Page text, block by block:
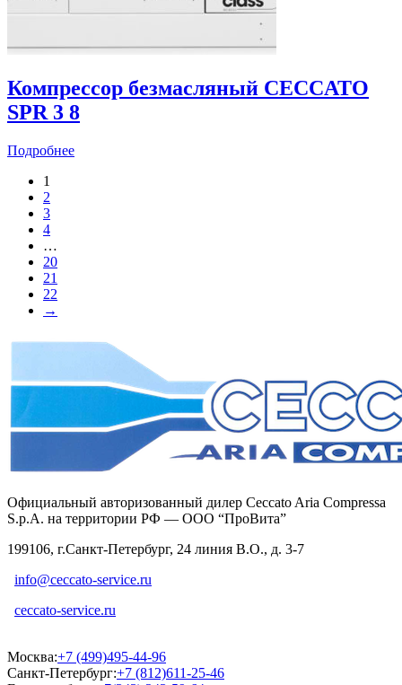
Компрессор безмасляный CECCATO
SPR 3 8
Подробнее
1
2
3
4
…
20
21
22
→
Официальный авторизованный дилер Ceccato Aria Compressa
S.p.A. на территории РФ — ООО “ПроВита”
199106, г.Санкт-Петербург, 24 линия В.О., д. 3-7
info@ceccato-service.ru
ceccato-service.ru
Москва:+7 (499)495-44-96
Санкт-Петербург:+7 (812)611-25-46